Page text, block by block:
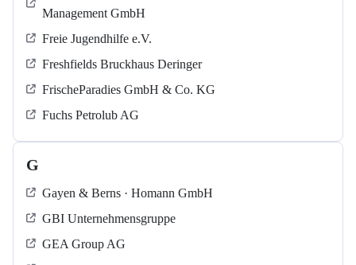
Management GmbH
Freie Jugendhilfe e.V.
Freshfields Bruckhaus Deringer
FrischeParadies GmbH & Co. KG
Fuchs Petrolub AG
G
Gayen & Berns · Homann GmbH
GBI Unternehmensgruppe
GEA Group AG